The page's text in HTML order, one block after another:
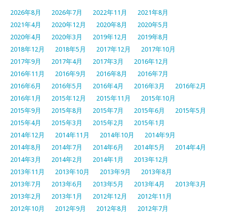
2026年8月 2026年7月 2022年11月
2021年8月
2021年4月
2020年12月 2020年8月
2020年5月
2020年4月
2020年3月 2019年12月
2019年8月
2018年12月
2018年5月 2017年12月
2017年10月
2017年9月
2017年4月 2017年3月
2016年12月
2016年11月
2016年9月 2016年8月
2016年7月
2016年6月
2016年5月 2016年4月 2016年3月
2016年2月
2016年1月
2015年12月 2015年11月
2015年10月
2015年9月
2015年8月 2015年7月 2015年6月
2015年5月
2015年4月
2015年3月 2015年2月
2015年1月
2014年12月
2014年11月 2014年10月
2014年9月
2014年8月
2014年7月 2014年6月 2014年5月
2014年4月
2014年3月
2014年2月 2014年1月
2013年12月
2013年11月
2013年10月 2013年9月
2013年8月
2013年7月
2013年6月 2013年5月 2013年4月
2013年3月
2013年2月
2013年1月 2012年12月
2012年11月
2012年10月
2012年9月 2012年8月
2012年7月